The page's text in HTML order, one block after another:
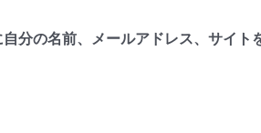
分の名前、メールアドレス、サイト